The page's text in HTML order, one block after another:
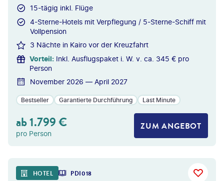
15-tägig inkl. Flüge
4-Sterne-Hotels mit Verpflegung / 5-Sterne-Schiff mit
Vollpension
3 Nächte in Kairo vor der Kreuzfahrt
Vorteil: Inkl. Ausflugspaket i. W. v. ca. 345 € pro
Person
November 2026 — April 2027
Bestseller Garantierte Durchführung Last Minute
ab1.799€
pro Person
ZUM ANGEBOT
HOTEL PDI018